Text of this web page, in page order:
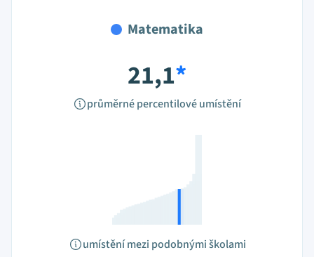
Matematika
21,1*
průměrné percentilové umístění
umístění mezi podobnými školami